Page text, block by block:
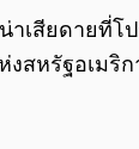
าเสียดายที่โ
สหรัฐอเมริก